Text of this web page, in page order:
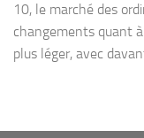
10, le marché des
changements quant
plus léger, avec